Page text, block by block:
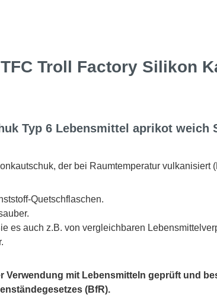
Troll Factory Silikon
Typ 6 Lebensmittel aprikot weich
der bei Raumtemperatur vulkanisiert
Quetschflaschen.
es auch z.B. von vergleichbaren
Verwendung mit Lebensmitteln geprüft und
(BfR).